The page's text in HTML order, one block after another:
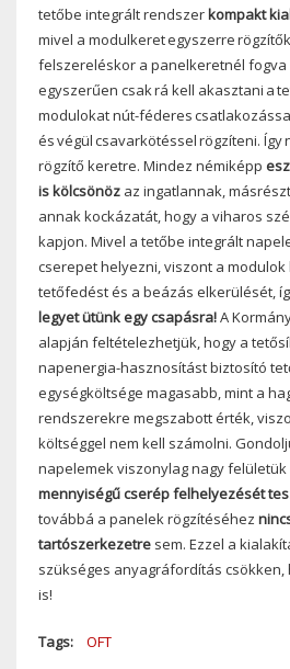
tetőbe integrált rendszerkompakt
mivel a modulkeret egyszerre
felszereléskor a panelkeretnél
egyszerűen csak rá kell akasztani a
modulokat nút-féderes
és végül csavarkötéssel rögzíteni. Így
rögzítő keretre. Mindez némiképp
is kölcsönöz az ingatlannak,
annak kockázatát, hogy a viharos
kapjon. Mivel a tetőbe integrált
cserepet helyezni, viszont a
tetőfedést és a beázás elkerülését,
legyet ütünk egy csapásra!A
alapján feltételezhetjük, hogy a
napenergia-hasznosítást biztosító
egységköltsége magasabb, mint a
rendszerekre megszabott érték,
költséggel nem kell számolni.
napelemek viszonylag nagy felületük
mennyiségű cserép felhelyezését
továbbá a panelek rögzítéséhez
tartószerkezetre sem. Ezzel a
szükséges anyagráfordítás csökken,
is!
Tags OFT